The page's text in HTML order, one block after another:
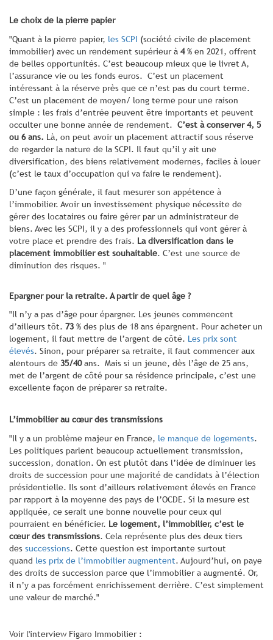
Le choix de la pierre papier
"Quant à la pierre papier, les SCPI (société civile de placement
immobilier) avec un rendement supérieur à 4% en 2021, offrent
de belles opportunités. C’est beaucoup mieux que le livret A,
l’assurance vie ou les fonds euros. C’est un placement
intéressant à la réserve près que ce n’est pas du court terme.
C’est un placement de moyen/ long terme pour une raison
simple : les frais d’entrée peuvent être importants et peuvent
occulter une bonne année de rendement. C’est à conserver 4, 5
ou 6 ans. Là, on peut avoir un placement attractif sous réserve
de regarder la nature de la SCPI. Il faut qu’il y ait une
diversification, des biens relativement modernes, faciles à louer
(c’est le taux d’occupation qui va faire le rendement).
D’une façon générale, il faut mesurer son appétence à
l’immobilier. Avoir un investissement physique nécessite de
gérer des locataires ou faire gérer par un administrateur de
biens. Avec les SCPI, il y a des professionnels qui vont gérer à
votre place et prendre des frais. La diversification dans le
placement immobilier est souhaitable. C’est une source de
diminution des risques. "
Epargner pour la retraite. A partir de quel âge ?
"Il n’y a pas d’âge pour épargner. Les jeunes commencent
d’ailleurs tôt. 73 % des plus de 18 ans épargnent. Pour acheter un
logement, il faut mettre de l’argent de côté. Les prix sont
élevés. Sinon, pour préparer sa retraite, il faut commencer aux
alentours de 35/40ans. Mais si un jeune, dès l’âge de 25 ans,
met de l’argent de côté pour sa résidence principale, c’est une
excellente façon de préparer sa retraite.
L’immobilier au cœur des transmissions
"Il y a un problème majeur en France, le manque de logements.
Les politiques parlent beaucoup actuellement transmission,
succession, donation. On est plutôt dans l’idée de diminuer les
droits de succession pour une majorité de candidats à l’élection
présidentielle. Ils sont d’ailleurs relativement élevés en France
par rapport à la moyenne des pays de l’OCDE. Si la mesure est
appliquée, ce serait une bonne nouvelle pour ceux qui
pourraient en bénéficier. Le logement, l’immobilier, c’est le
cœur des transmissions. Cela représente plus des deux tiers
des successions. Cette question est importante surtout
quand les prix de l’immobilier augmentent. Aujourd’hui, on paye
des droits de succession parce que l’immobilier a augmenté. Or,
il n’y a pas forcément enrichissement derrière. C’est simplement
une valeur de marché."
Voir l'interview Figaro Immobilier :